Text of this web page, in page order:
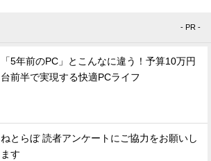
- PR -
「5年前のPC」とこんなに違う！予算10万円
台前半で実現する快適PCライフ
ねとらぼ 読者アンケートにご協力をお願いし
ます